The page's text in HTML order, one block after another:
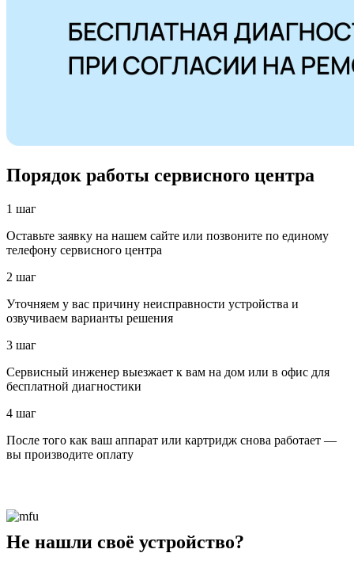
Порядок работы сервисного центра
1 шаг
Оставьте заявку на нашем сайте или позвоните по единому
телефону сервисного центра
2 шаг
Уточняем у вас причину неисправности устройства и
озвучиваем варианты решения
3 шаг
Сервисный инженер выезжает к вам на дом или в офис для
бесплатной диагностики
4 шаг
После того как ваш аппарат или картридж снова работает —
вы производите оплату
Не нашли своё устройство?